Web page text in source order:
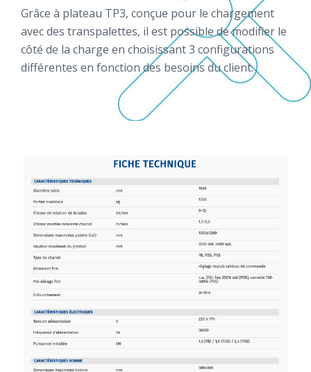
Grâce à plateau TP3, conçue pour le chargement
avec des transpalettes, il est possible de modifier le
côté de la charge en choisissant 3 configurations
différentes en fonction des besoins du client.